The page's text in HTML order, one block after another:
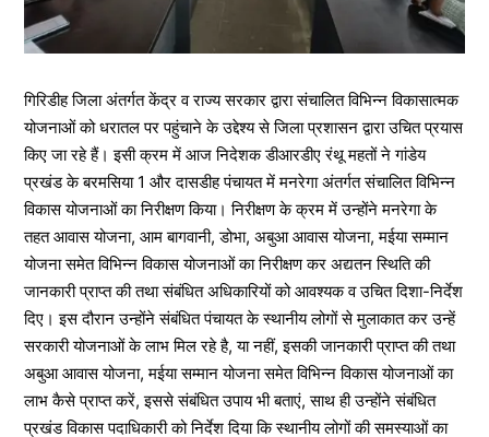
गिरिडीह जिला अंतर्गत केंद्र व राज्य सरकार द्वारा संचालित विभिन्न विकासात्मक
योजनाओं को धरातल पर पहुंचाने के उद्देश्य से जिला प्रशासन द्वारा उचित प्रयास
किए जा रहे हैं। इसी क्रम में आज निदेशक डीआरडीए रंथू महतों ने गांडेय
प्रखंड के बरमसिया 1 और दासडीह पंचायत में मनरेगा अंतर्गत संचालित विभिन्न
विकास योजनाओं का निरीक्षण किया। निरीक्षण के क्रम में उन्होंने मनरेगा के
तहत आवास योजना, आम बागवानी, डोभा, अबुआ आवास योजना, मईया सम्मान
योजना समेत विभिन्न विकास योजनाओं का निरीक्षण कर अद्यतन स्थिति की
जानकारी प्राप्त की तथा संबंधित अधिकारियों को आवश्यक व उचित दिशा-निर्देश
दिए। इस दौरान उन्होंने संबंधित पंचायत के स्थानीय लोगों से मुलाकात कर उन्हें
सरकारी योजनाओं के लाभ मिल रहे है, या नहीं, इसकी जानकारी प्राप्त की तथा
अबुआ आवास योजना, मईया सम्मान योजना समेत विभिन्न विकास योजनाओं का
लाभ कैसे प्राप्त करें, इससे संबंधित उपाय भी बताएं, साथ ही उन्होंने संबंधित
प्रखंड विकास पदाधिकारी को निर्देश दिया कि स्थानीय लोगों की समस्याओं का